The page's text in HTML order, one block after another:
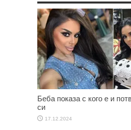
Беба показа с кого е и
си
17.12.2024